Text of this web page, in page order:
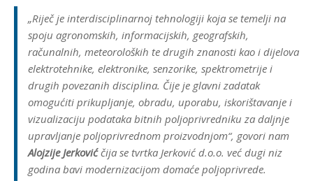
„Riječ je interdisciplinarnoj tehnologiji koja se temelji na
spoju agronomskih, informacijskih, geografskih,
računalnih, meteoroloških te drugih znanosti kao i dijelova
elektrotehnike, elektronike, senzorike, spektrometrije i
drugih povezanih disciplina. Čije je glavni zadatak
omogućiti prikupljanje, obradu, uporabu, iskorištavanje i
vizualizaciju podataka bitnih poljoprivredniku za daljnje
upravljanje poljoprivrednom proizvodnjom“, govori nam
Alojzije Jerkovićčija se tvrtka Jerković d.o.o. već dugi niz
godina bavi modernizacijom domaće poljoprivrede.